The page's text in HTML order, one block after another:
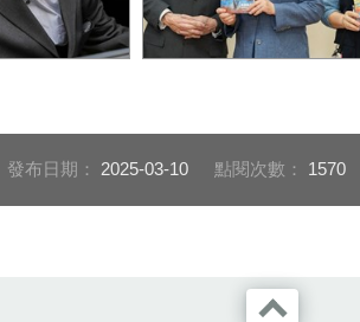
Dead 夜幕低垂爺爺的30片
拼圖》作為回禮
發布日期： 2025-03-10 點閱次數： 1570